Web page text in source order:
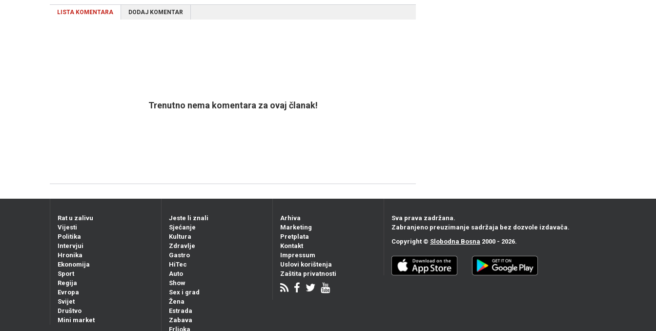
LISTA KOMENTARA DODAJ KOMENTAR
Trenutno nema komentara za ovaj članak!
Rat u zalivu
Vijesti
Politika
Intervjui
Hronika
Ekonomija
Sport
Regija
Evropa
Svijet
Društvo
Mini market
Jeste li znali
Sjećanje
Kultura
Zdravlje
Gastro
HiTec
Auto
Show
Sex i grad
Žena
Estrada
Zabava
Frljoka
Arhiva
Marketing
Pretplata
Kontakt
Impressum
Uslovi korištenja
Zaštita privatnosti
Sva prava zadržana.
Zabranjeno preuzimanje sadržaja bez dozvole izdavača.
Copyright © Slobodna Bosna 2000 - 2026.